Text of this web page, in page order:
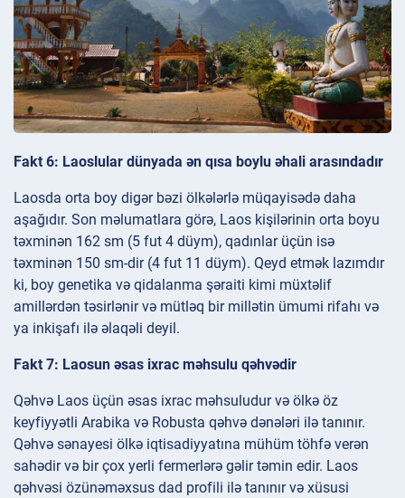
Fakt 6: Laoslular dünyada ən qısa boylu əhali arasındadır
Laosda orta boy digər bəzi ölkələrlə müqayisədə daha
aşağıdır. Son məlumatlara görə, Laos kişilərinin orta boyu
təxminən 162 sm (5 fut 4 düym), qadınlar üçün isə
təxminən 150 sm-dir (4 fut 11 düym). Qeyd etmək lazımdır
ki, boy genetika və qidalanma şəraiti kimi müxtəlif
amillərdən təsirlənir və mütləq bir millətin ümumi rifahı və
ya inkişafı ilə əlaqəli deyil.
Fakt 7: Laosun əsas ixrac məhsulu qəhvədir
Qəhvə Laos üçün əsas ixrac məhsuludur və ölkə öz
keyfiyyətli Arabika və Robusta qəhvə dənələri ilə tanınır.
Qəhvə sənayesi ölkə iqtisadiyyatına mühüm töhfə verən
sahədir və bir çox yerli fermerlərə gəlir təmin edir. Laos
qəhvəsi özünəməxsus dad profili ilə tanınır və xüsusi